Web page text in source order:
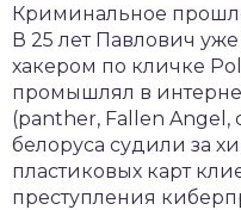
Криминальное
В 25 лет Павлович
хакером по кличке
промышлял в
(panther, Fallen Angel,
белоруса судили за
пластиковых карт
преступления